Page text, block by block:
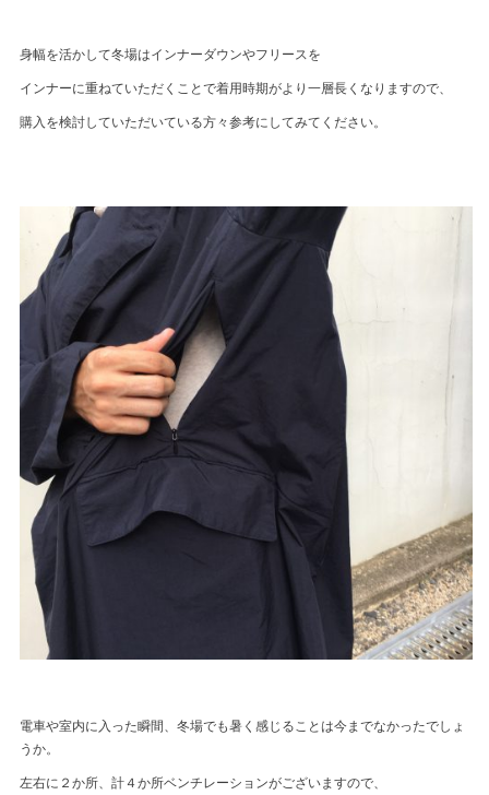
身幅を活かして冬場はインナーダウンやフリースを
インナーに重ねていただくことで着用時期がより一層長くなりますので、
購入を検討していただいている方々参考にしてみてください。
電車や室内に入った瞬間、冬場でも暑く感じることは今までなかったでしょ
うか。
左右に２か所、計４か所ベンチレーションがございますので、